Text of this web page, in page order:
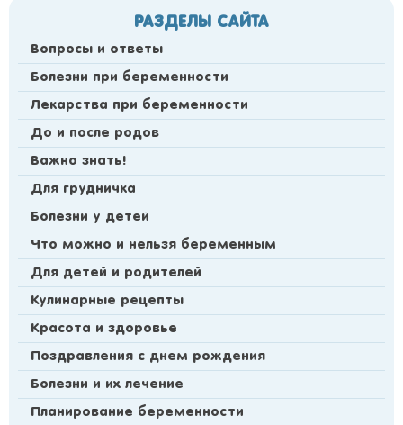
РАЗДЕЛЫ САЙТА
Вопросы и ответы
Болезни при беременности
Лекарства при беременности
До и после родов
Важно знать!
Для грудничка
Болезни у детей
Что можно и нельзя беременным
Для детей и родителей
Кулинарные рецепты
Красота и здоровье
Поздравления с днем рождения
Болезни и их лечение
Планирование беременности